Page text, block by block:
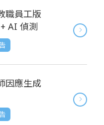
職員工版
AI 偵測
因應生成